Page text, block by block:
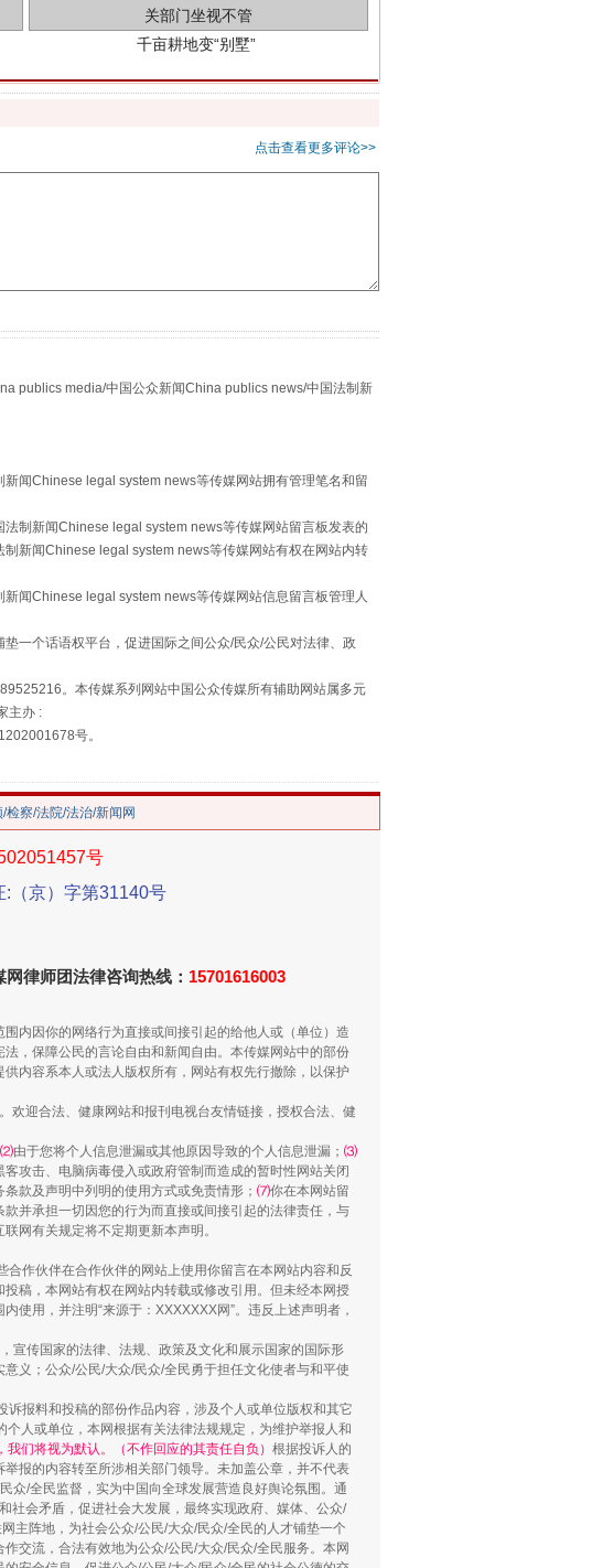
习近平的“航天情”
重拳出击！专项整治午间酒驾
“谁都不怕”的他落马了
点击查看更多评论>>
publics media/中国公众新闻China publics news/中国法制新
闻Chinese legal system news等传媒网站拥有管理笔名和留
制新闻Chinese legal system news等传媒网站留言板发表的
新闻Chinese legal system news等传媒网站有权在网站内转
闻Chinese legal system news等传媒网站信息留言板管理人
一个话语权平台，促进国际之间公众/民众/公民对法律、政
。本传媒系列网站中国公众传媒所有辅助网站属多元
主办 :
号。
检察/法院/法治/新闻网
号
:（京）字第31140号
律师团法律咨询热线： 15701616003
内因你的网络行为直接或间接引起的给他人或（单位）造
，保障公民的言论自由和新闻自由。本传媒网站中的部份
内容系本人或法人版权所有，网站有权先行撤除，以保护
欢迎合法、健康网站和报刊电视台友情链接，授权合法、健
⑵由于您将个人信息泄漏或其他原因导致的个人信息泄漏； ⑶
客攻击、电脑病毒侵入或政府管制而造成的暂时性网站关闭
条款及声明中列明的使用方式或免责情形； ⑺你在本网站留
并承担一切因您的行为而直接或间接引起的法律责任，与
网有关规定将不定期更新本声明。
作伙伴在合作伙伴的网站上使用你留言在本网站内容和反
稿，本网站有权在网站内转载或修改引用。但未经本网授
使用，并注明“来源于：XXXXXXX网”。违反上述声明者，
宣传国家的法律、法规、政策及文化和展示国家的国际形
义；公众/公民/大众/民众/全民勇于担任文化使者与和平使
报料和投稿的部份作品内容，涉及个人或单位版权和其它
人或单位，本网根据有关法律法规规定，为维护举报人和
们将视为默认。（不作回应的其责任自负） 根据投诉人的
报的内容转至所涉相关部门领导。未加盖公章，并不代表
众/全民监督，实为中国向全球发展营造良好舆论氛围。通
社会矛盾，促进社会大发展，最终实现政府、媒体、公众/
主阵地，为社会公众/公民/大众/民众/全民的人才铺垫一个
交流，合法有效地为公众/公民/大众/民众/全民服务。本网